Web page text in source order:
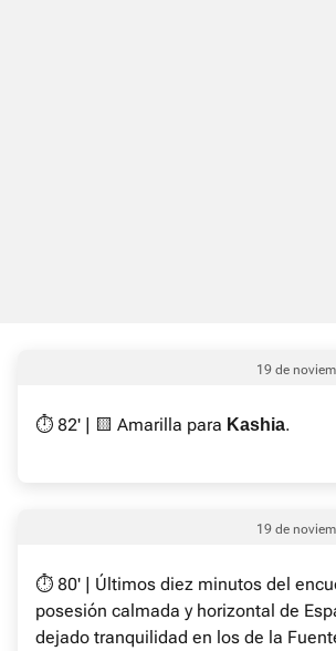
19 de
⏱ 82' | 🟨 Amarilla para Kashia.
19 de
⏱ 80' | Últimos diez minutos del
posesión calmada y horizontal de
dejado tranquilidad en los de la